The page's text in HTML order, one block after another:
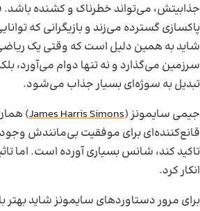
جذابیتش، می‌تواند خطرناک و کشنده
پاکسازی گسترده می‌زند و بازیگرانی که
شاید به همین دلیل است که وقتی یک
سرزمین می‌گذارد و نه تنها دوام می‌آورد،
تبدیل به سوژه‌ای بسیار جذاب می‌شود.
جیمی سایمونز (James Harris Simons
)
قانع‌کننده‌ای برای موفقیت بی‌مانندش
تاکید کند، شانس بسیاری آورده است. اما
انکار کرد.
برای مرور دستاوردهای سایمونز شاید بهتر